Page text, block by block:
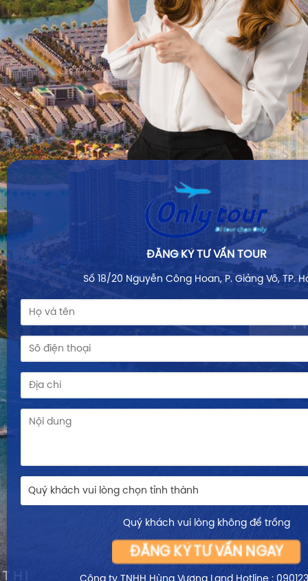
ĐĂNG KÝ TƯ VẤN TOUR
Số 18/20 Nguyễn Công Hoan, P. Giảng Võ, TP.
Quý khách vui lòng chọn tỉnh thành
Quý khách vui lòng không để trống
ĐĂNG KÝ TƯ VẤN NGAY